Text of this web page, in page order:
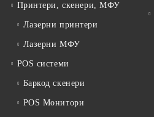
Принтери, скенери, МФУ
Лазерни принтери
Лазерни МФУ
POS системи
Баркод скенери
POS Монитори